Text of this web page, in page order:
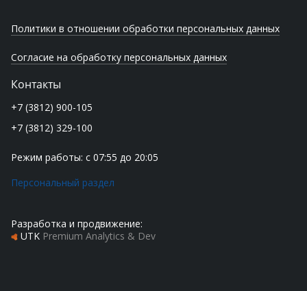
Политики в отношении обработки персональных данных
Согласие на обработку персональных данных
Контакты
+7 (3812) 900-105
+7 (3812) 329-100
Режим работы: с 07:55 до 20:05
Персональный раздел
Разработка и продвижение:
UTK Premium Analytics & Dev